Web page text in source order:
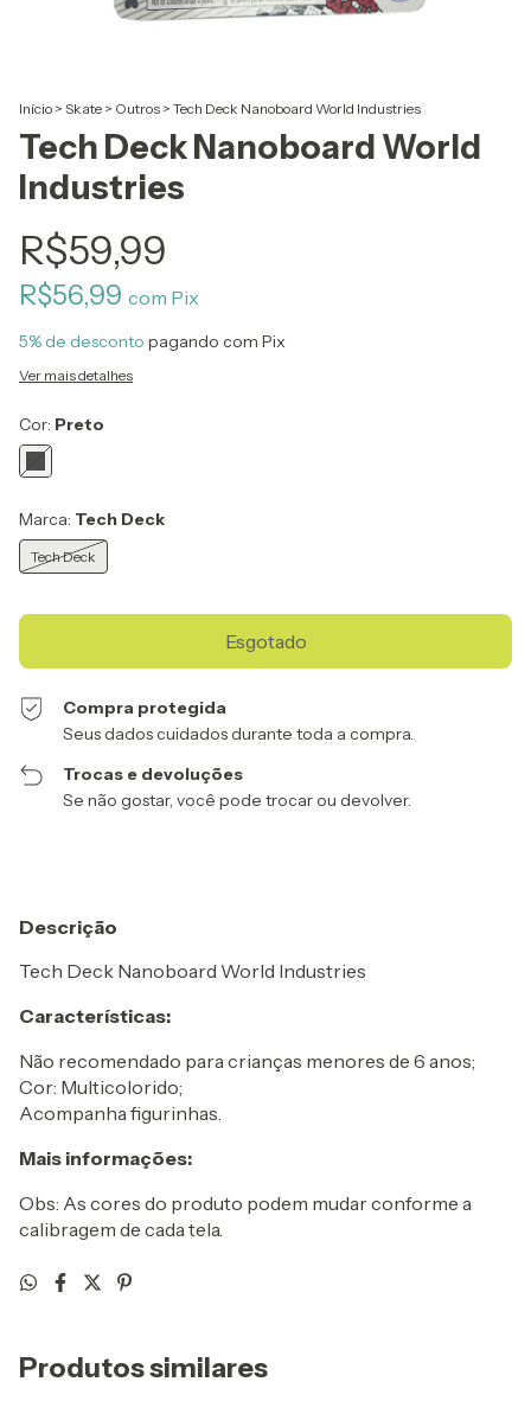
Início > Skate > Outros > Tech Deck Nanoboard World Industries
Tech Deck Nanoboard World
Industries
R$59,99
R$56,99 com Pix
5% de desconto pagando com Pix
Ver mais detalhes
Cor: Preto
Marca: Tech Deck
Tech Deck
Compra protegida
Seus dados cuidados durante toda a compra.
Trocas e devoluções
Se não gostar, você pode trocar ou devolver.
Descrição
Tech Deck Nanoboard World Industries
Características:
Não recomendado para crianças menores de 6 anos;
Cor: Multicolorido;
Acompanha figurinhas.
Mais informações:
Obs: As cores do produto podem mudar conforme a
calibragem de cada tela.
Produtos similares